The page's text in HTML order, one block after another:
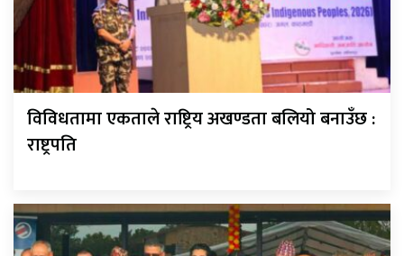
विविधतामा एकताले राष्ट्रिय अखण्डता बलियो बनाउँछ :
राष्ट्रपति